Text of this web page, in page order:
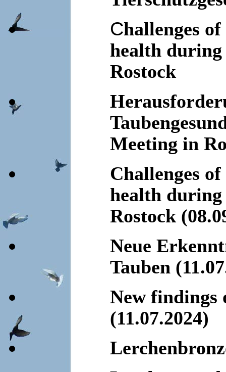
Challenges
health
Rostock
Meeting in
Challenges
health
Rostock
Neue
Tauben
New findings
(11.07.2024)